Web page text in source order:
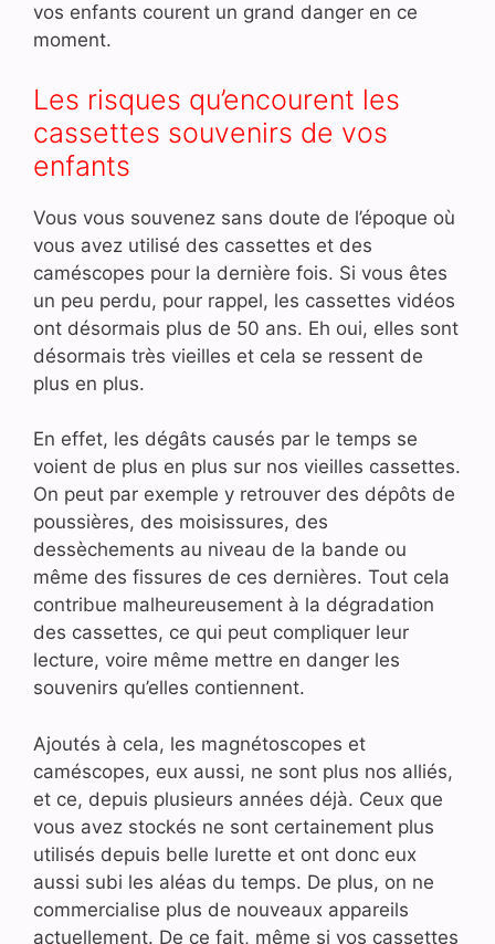
vos enfants courent un grand danger en ce
moment.
Les risques qu’encourent les
cassettes souvenirs de vos
enfants
Vous vous souvenez sans doute de l’époque où
vous avez utilisé des cassettes et des
caméscopes pour la dernière fois. Si vous êtes
un peu perdu, pour rappel, les cassettes vidéos
ont désormais plus de 50 ans. Eh oui, elles sont
désormais très vieilles et cela se ressent de
plus en plus.
En effet, les dégâts causés par le temps se
voient de plus en plus sur nos vieilles cassettes.
On peut par exemple y retrouver des dépôts de
poussières, des moisissures, des
dessèchements au niveau de la bande ou
même des fissures de ces dernières. Tout cela
contribue malheureusement à la dégradation
des cassettes, ce qui peut compliquer leur
lecture, voire même mettre en danger les
souvenirs qu’elles contiennent.
Ajoutés à cela, les magnétoscopes et
caméscopes, eux aussi, ne sont plus nos alliés,
et ce, depuis plusieurs années déjà. Ceux que
vous avez stockés ne sont certainement plus
utilisés depuis belle lurette et ont donc eux
aussi subi les aléas du temps. De plus, on ne
commercialise plus de nouveaux appareils
actuellement. De ce fait, même si vos cassettes